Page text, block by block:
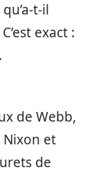
t-il
exact :
de Webb,
Nixon et
de